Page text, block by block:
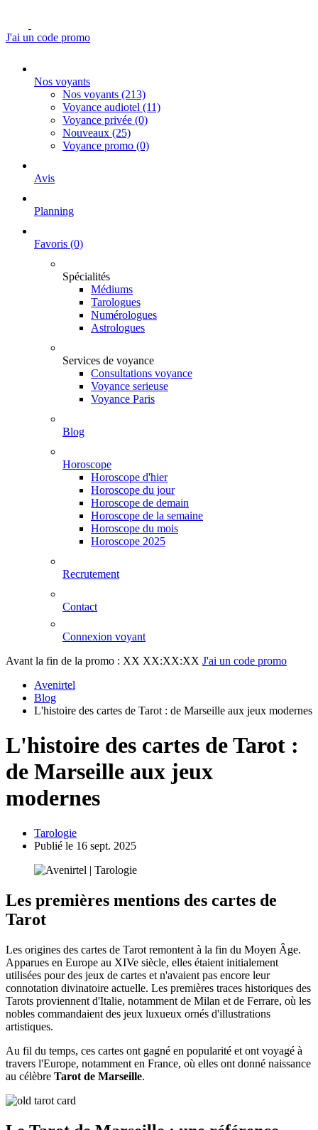
J'ai un code promo
Nos voyants
Nos voyants (213)
Voyance audiotel (11)
Voyance privée (0)
Nouveaux (25)
Voyance promo (0)
Avis
Planning
Favoris (0)
Spécialités
Médiums
Tarologues
Numérologues
Astrologues
Services de voyance
Consultations voyance
Voyance serieuse
Voyance Paris
Blog
Horoscope
Horoscope d'hier
Horoscope du jour
Horoscope de demain
Horoscope de la semaine
Horoscope du mois
Horoscope 2025
Recrutement
Contact
Connexion voyant
Avant la fin de la promo : XX XX:XX:XX J'ai un code promo
Avenirtel
Blog
L'histoire des cartes de Tarot : de Marseille aux jeux modernes
L'histoire des cartes de Tarot :
de Marseille aux jeux
modernes
Tarologie
Publié le 16 sept. 2025
Les premières mentions des cartes de
Tarot
Les origines des cartes de Tarot remontent à la fin du Moyen Âge.
Apparues en Europe au XIVe siècle, elles étaient initialement
utilisées pour des jeux de cartes et n'avaient pas encore leur
connotation divinatoire actuelle. Les premières traces historiques des
Tarots proviennent d'Italie, notamment de Milan et de Ferrare, où les
nobles commandaient des jeux luxueux ornés d'illustrations
artistiques.
Au fil du temps, ces cartes ont gagné en popularité et ont voyagé à
travers l'Europe, notamment en France, où elles ont donné naissance
au célèbre Tarot de Marseille.